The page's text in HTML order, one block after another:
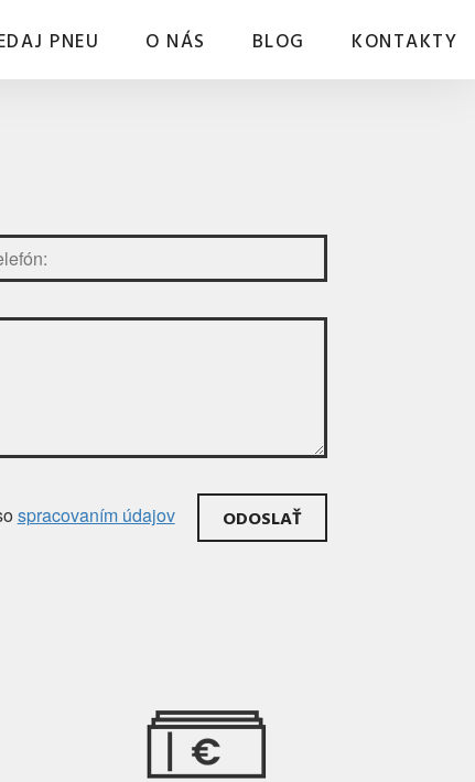
PNEU O NÁS BLOG KONTAKTY
spracovaním údajov